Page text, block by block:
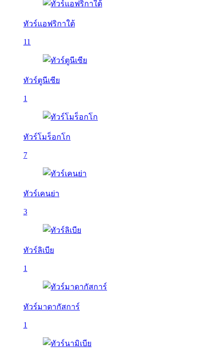
ทัวร์แอฟริกาใต้
11
ทัวร์ตูนีเซีย
1
ทัวร์โมร็อกโก
7
ทัวร์เคนย่า
3
ทัวร์ลิเบีย
1
ทัวร์มาดากัสการ์
1